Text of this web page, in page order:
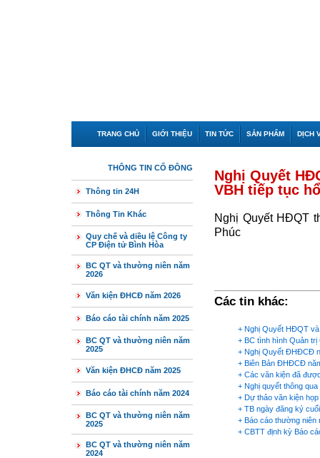
TRANG CHỦ GIỚI THIỆU TIN TỨC SẢN PHẨM DỊCH
THÔNG TIN CỔ ĐÔNG
Thông tin 24H
Thông Tin Khác
Quy chế và diều lệ Công ty
CP Điện tử Bình Hòa
BC QT và thường niên năm
2026
Văn kiện ĐHCĐ năm 2026
Báo cáo tài chính năm 2025
BC QT và thường niên năm
2025
Văn kiện ĐHCĐ năm 2025
Báo cáo tài chính năm 2024
BC QT và thường niên năm
2025
BC QT và thường niên năm
2024
Nghị Quyết
VBH tiếp tục
Nghị Quyết HĐQT
Phúc
Các tin khác:
+ Nghị Quyết HĐQT và
+ BC tình hình Quản trị
+ Nghị Quyết ĐHĐCĐ
+ Biên Bản ĐHĐCĐ
+ Các văn kiện đã
+ Nghị quyết thông
+ Dự thảo văn kiện
+ TB ngày đăng ký
+ Báo cáo thường niên
+ CBTT định kỳ Báo